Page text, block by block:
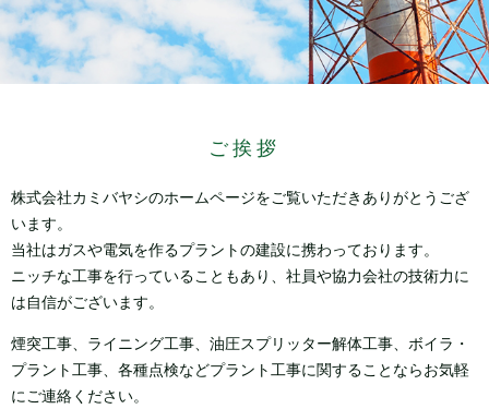
ご挨拶
株式会社カミバヤシのホームページをご覧いただきありがとうござ
います。
当社はガスや電気を作るプラントの建設に携わっております。
ニッチな工事を行っていることもあり、社員や協力会社の技術力に
は自信がございます。
煙突工事、ライニング工事、油圧スプリッター解体工事、ボイラ・
プラント工事、各種点検などプラント工事に関することならお気軽
にご連絡ください。